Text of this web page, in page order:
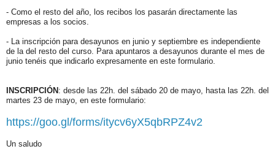
- Como el resto del año, los recibos los pasarán directamente las
empresas a los socios.
- La inscripción para desayunos en junio y septiembre es independiente
de la del resto del curso. Para apuntaros a desayunos durante el mes de
junio tenéis que indicarlo expresamente en este formulario.
INSCRIPCIÓN : desde las 22h. del sábado 20 de mayo, hasta las 22h. del
​martes 23 de mayo, en este formulario:
https://goo.gl/forms/itycv6yX5qbRPZ4v2
Un saludo